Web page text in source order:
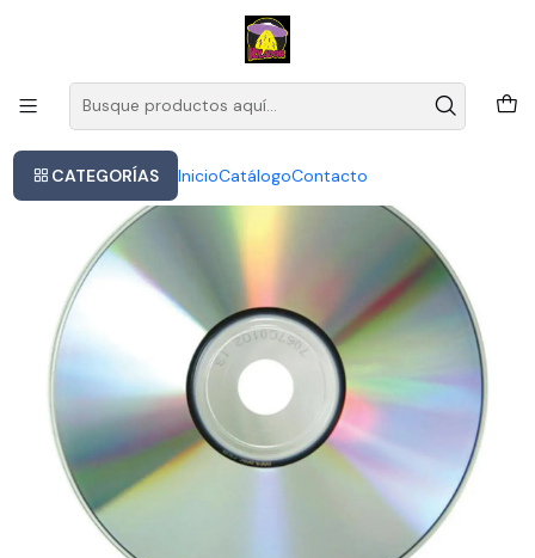
CATEGORÍAS InicioCatálogoContacto
Este es el texto del slide